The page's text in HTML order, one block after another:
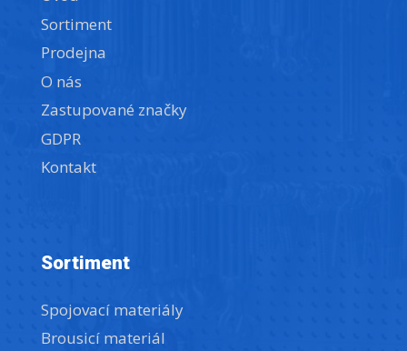
Sortiment
Prodejna
O nás
Zastupované značky
GDPR
Kontakt
Sortiment
Spojovací materiály
Brousicí materiál